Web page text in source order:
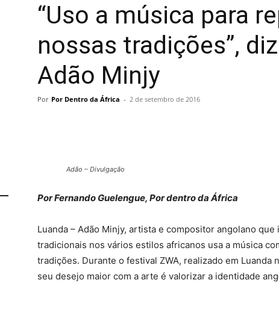
“Uso a música para
nossas tradições”,
Adão Minjy
Por Por Dentro da África - 2 de setembro de 2016
Adão – Divulgação
Por Fernando Guelengue, Por dentro da África
Luanda – Adão Minjy, artista e compositor angolano
tradicionais nos vários estilos africanos usa a música
tradições. Durante o festival ZWA, realizado em Luanda
seu desejo maior com a arte é valorizar a identidade